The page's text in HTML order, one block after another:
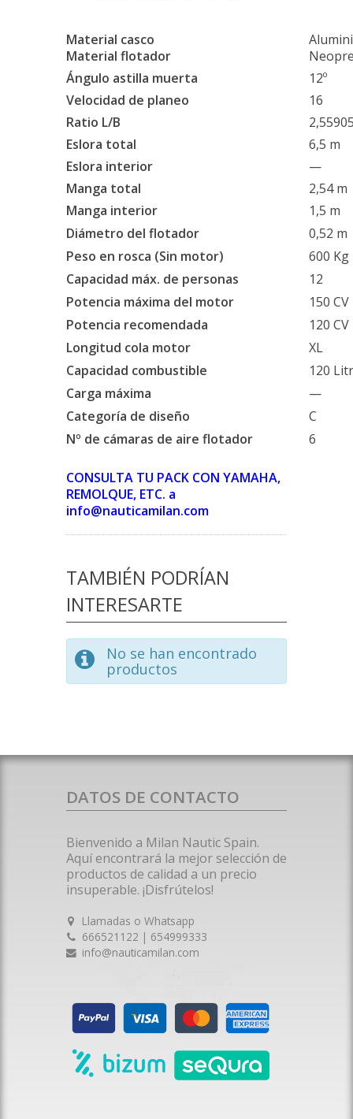
Material casco
Material flotador
Ángulo astilla muerta
12º
Velocidad de planeo
16
Ratio L/B
Eslora total
6,5 m
Eslora interior
—
Manga total
2,54 m
Manga interior
1,5 m
Diámetro del flotador
0,52 m
Peso en rosca (Sin motor)
600 Kg
Capacidad máx. de personas
12
Potencia máxima del motor
150 CV
Potencia recomendada
120 CV
Longitud cola motor
XL
Capacidad combustible
120
Carga máxima
—
Categoría de diseño
C
Nº de cámaras de aire flotador
6
CONSULTA TU PACK CON YAMAHA,
REMOLQUE, ETC. a
info@nauticamilan.com
TAMBIÉN PODRÍAN
INTERESARTE
No se han encontrado
productos
DATOS DE CONTACTO
Bienvenido a Milan Nautic Spain.
Aquí encontrará la mejor selección de
productos de calidad a un precio
insuperable. ¡Disfrútelos!
Llamadas o Whatsapp
666521122 | 654999333
info@nauticamilan.com